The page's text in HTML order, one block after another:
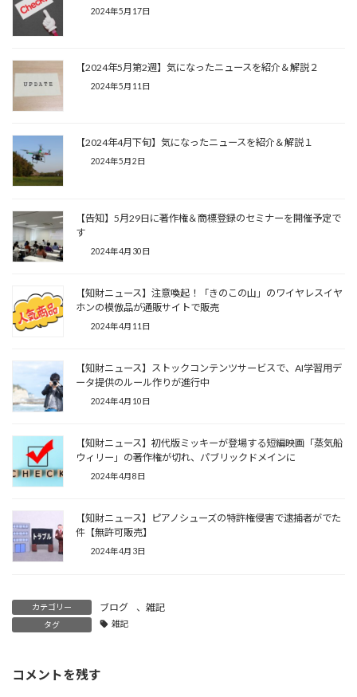
2024年5月17日
【2024年5月第2週】気になったニュースを紹介＆解説２
2024年5月11日
【2024年4月下旬】気になったニュースを紹介＆解説１
2024年5月2日
【告知】5月29日に著作権＆商標登録のセミナーを開催予定で
す
2024年4月30日
【知財ニュース】注意喚起！「きのこの山」のワイヤレスイヤ
ホンの模倣品が通販サイトで販売
2024年4月11日
【知財ニュース】ストックコンテンツサービスで、AI学習用デ
ータ提供のルール作りが進行中
2024年4月10日
【知財ニュース】初代版ミッキーが登場する短編映画「蒸気船
ウィリー」の著作権が切れ、パブリックドメインに
2024年4月8日
【知財ニュース】ピアノシューズの特許権侵害で逮捕者がでた
件【無許可販売】
2024年4月3日
カテゴリー ブログ 、 雑記
タグ 雑記
コメントを残す